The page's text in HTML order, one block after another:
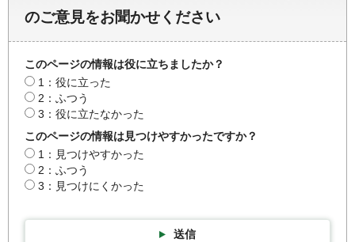
のご意見をお聞かせください
このページの情報は役に立ちましたか？
1：役に立った
2：ふつう
3：役に立たなかった
このページの情報は見つけやすかったですか？
1：見つけやすかった
2：ふつう
3：見つけにくかった
送信